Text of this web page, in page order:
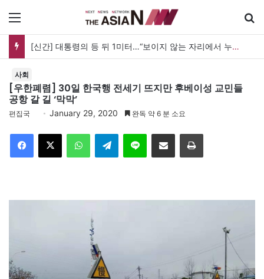
세계 코리아타운, 한인 상권 넘어 한국문화의 광장으로
사회
[우한폐렴] 30일 한국행 전세기 뜨지만 후베이성 교민들
공항 갈 길 ‘막막’
편집국 January 29, 2020 완독 약 6 분 소요
Telegram 이메일